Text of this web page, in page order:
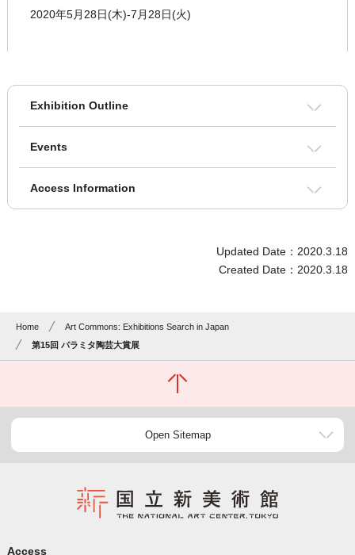
2020年5月28日(木)-7月28日(火)
Exhibition Outline
Events
Access Information
Updated Date：2020.3.18
Created Date：2020.3.18
Home
Art Commons: Exhibitions Search in Japan
第15回 パラミタ陶芸大賞展
Open Sitemap
Access